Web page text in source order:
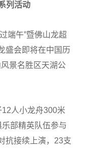
列活动
端午”暨佛山龙超
盛会即将在中国历
景名胜区天湖公
人小龙舟300米
部精英队伍参与
抗接续上演，23支